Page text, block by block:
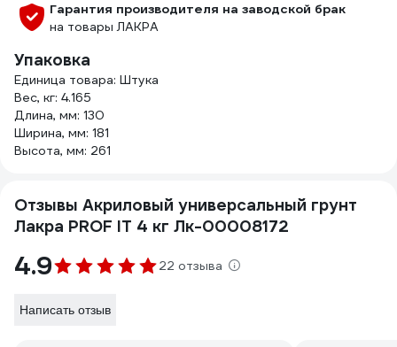
Гарантия производителя на заводской брак
на товары ЛАКРА
Упаковка
Единица товара: Штука
Вес, кг: 4.165
Длина, мм: 130
Ширина, мм: 181
Высота, мм: 261
Отзывы Акриловый универсальный грунт
Лакра PROF IT 4 кг Лк-00008172
4.9 22 отзыва
Написать отзыв